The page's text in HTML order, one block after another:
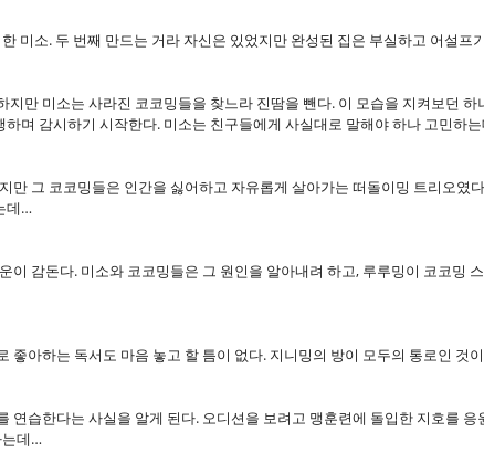
미소. 두 번째 만드는 거라 자신은 있었지만 완성된 집은 부실하고 어설
만 미소는 사라진 코코밍들을 찾느라 진땀을 뺀다. 이 모습을 지켜보던
며 감시하기 시작한다. 미소는 친구들에게 사실대로 말해야 하나 고민하
만 그 코코밍들은 인간을 싫어하고 자유롭게 살아가는 떠돌이밍 트리오
데…
이 감돈다. 미소와 코코밍들은 그 원인을 알아내려 하고, 루루밍이 코코밍
좋아하는 독서도 마음 놓고 할 틈이 없다. 지니밍의 방이 모두의 통로인
연습한다는 사실을 알게 된다. 오디션을 보려고 맹훈련에 돌입한 지호를
는데…